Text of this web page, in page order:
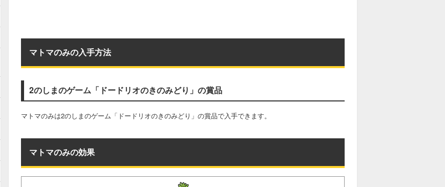
マトマのみの入手方法
2のしまのゲーム「ドードリオのきのみどり」の賞品
マトマのみは2のしまのゲーム「ドードリオのきのみどり」の賞品で入手できます。
マトマのみの効果